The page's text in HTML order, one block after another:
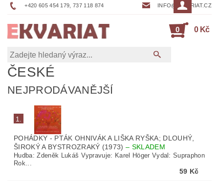
+420 605 454 179, 737 118 874 INFO@EKVARIAT.CZ
0 0 Kč
ČESKÉ
NEJPRODÁVANĚJŠÍ
1.
POHÁDKY - PTÁK OHNIVÁK A LIŠKA RYŠKA; DLOUHÝ,
ŠIROKÝ A BYSTROZRAKÝ (1973)– SKLADEM
Hudba: Zdeněk Lukáš Vypravuje: Karel Höger Vydal: Supraphon
Rok...
59 Kč